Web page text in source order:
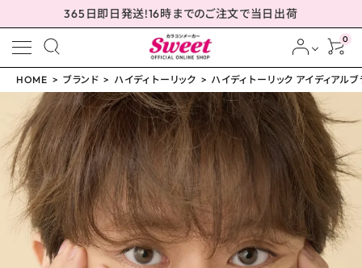
365日即日発送!16時までのご注文で当日出荷
0
meeting_room ログイン person 会員登録
HOME ブランド ハイディ トーリック ハイディ トーリック アイディアル